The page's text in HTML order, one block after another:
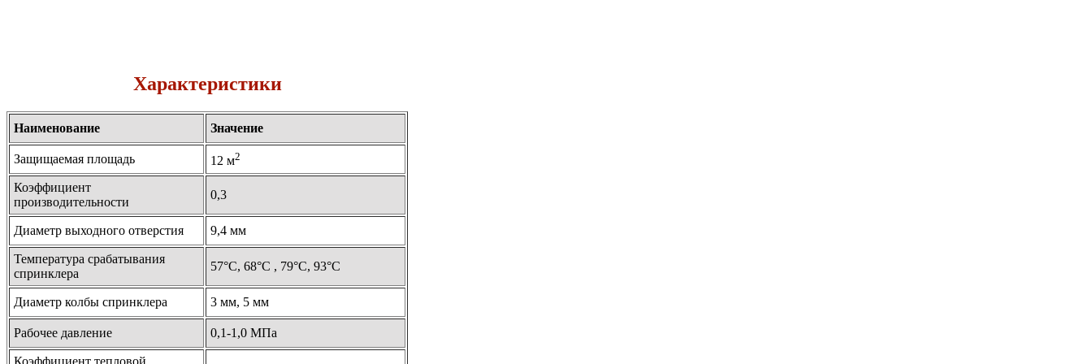
Характеристики
Наименование Значение
Защищаемая площадь 12 м2
Коэффициент
производительности
0,3
Диаметр выходного отверстия 9,4 мм
Температура срабатывания
спринклера
57°С, 68°С , 79°С, 93°С
Диаметр колбы спринклера 3 мм, 5 мм
Рабочее давление 0,1-1,0 МПа
Коэффициент тепловой